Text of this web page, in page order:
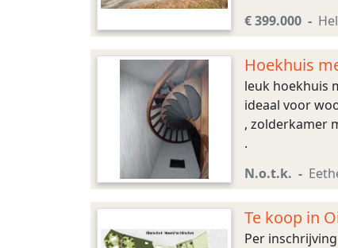
€ 399.000
Hoekhuis
leuk hoekhuis
ideaal voor
, zolderkamer
.
N.o.t.k.
Te koop in
Per